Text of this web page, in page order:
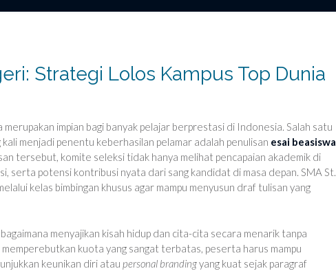
Strategi Lolos Kampus Top Dunia
impian bagi banyak pelajar berprestasi di Indonesia. Salah satu
menjadi penentu keberhasilan pelamar adalah penulisan esai beasiswa
tersebut, komite seleksi tidak hanya melihat pencapaian akademik di
serta potensi kontribusi nyata dari sang kandidat di masa depan. SMA St.
kelas bimbingan khusus agar mampu menyusun draf tulisan yang
menyajikan kisah hidup dan cita-cita secara menarik tanpa
kuota yang sangat terbatas, peserta harus mampu
keunikan diri atau personal brandingyang kuat sejak paragraf